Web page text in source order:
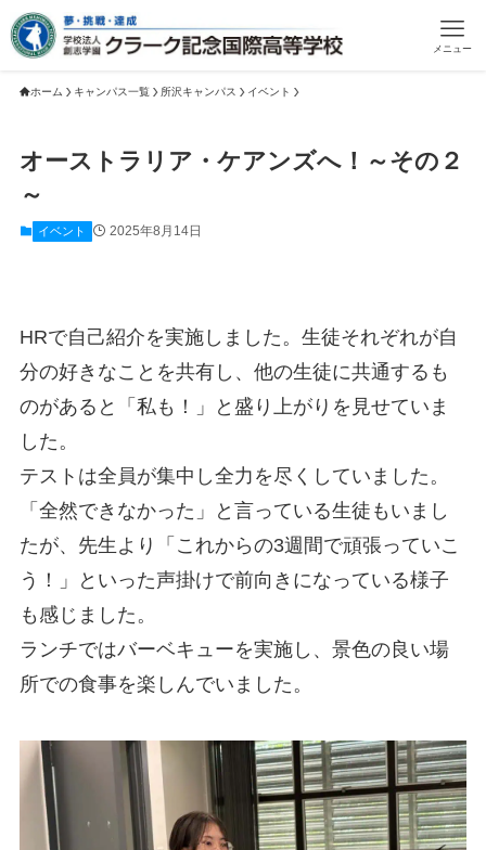
メニュー
ホーム キャンパス一覧 所沢キャンパス イベント
オーストラリア・ケアンズへ！～その２
～
イベント 2025年8月14日
HRで自己紹介を実施しました。生徒それぞれが自
分の好きなことを共有し、他の生徒に共通するも
のがあると「私も！」と盛り上がりを見せていま
した。
テストは全員が集中し全力を尽くしていました。
「全然できなかった」と言っている生徒もいまし
たが、先生より「これからの3週間で頑張っていこ
う！」といった声掛けで前向きになっている様子
も感じました。
ランチではバーベキューを実施し、景色の良い場
所での食事を楽しんでいました。